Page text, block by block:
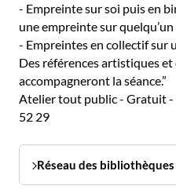
- Empreinte sur soi puis en
une empreinte sur quelqu’un
- Empreintes en collectif sur
Des références artistiques
accompagneront la séance.”
Atelier tout public - Gratuit -
52 29
Réseau des bibliothèques